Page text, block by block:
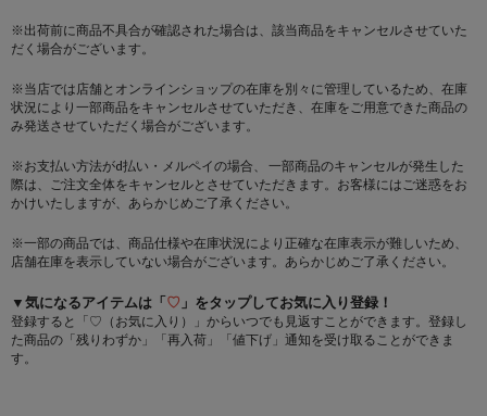
※出荷前に商品不具合が確認された場合は、該当商品をキャンセルさせていた
だく場合がございます。
※当店では店舗とオンラインショップの在庫を別々に管理しているため、在庫
状況により一部商品をキャンセルさせていただき、在庫をご用意できた商品の
み発送させていただく場合がございます。
※お支払い方法がd払い・メルペイの場合、 一部商品のキャンセルが発生した
際は、ご注文全体をキャンセルとさせていただきます。お客様にはご迷惑をお
かけいたしますが、あらかじめご了承ください。
※一部の商品では、商品仕様や在庫状況により正確な在庫表示が難しいため、
店舗在庫を表示していない場合がございます。あらかじめご了承ください。
▼気になるアイテムは「♡ 」をタップしてお気に入り登録！
登録すると「♡（お気に入り）」からいつでも見返すことができます。登録し
た商品の「残りわずか」「再入荷」「値下げ」通知を受け取ることができま
す。